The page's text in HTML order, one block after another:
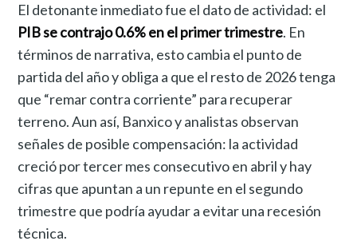
El detonante inmediato fue el dato de actividad: el
PIB se contrajo 0.6% en el primer trimestre. En
términos de narrativa, esto cambia el punto de
partida del año y obliga a que el resto de 2026 tenga
que “remar contra corriente” para recuperar
terreno. Aun así, Banxico y analistas observan
señales de posible compensación: la actividad
creció por tercer mes consecutivo en abril y hay
cifras que apuntan a un repunte en el segundo
trimestre que podría ayudar a evitar una recesión
técnica.